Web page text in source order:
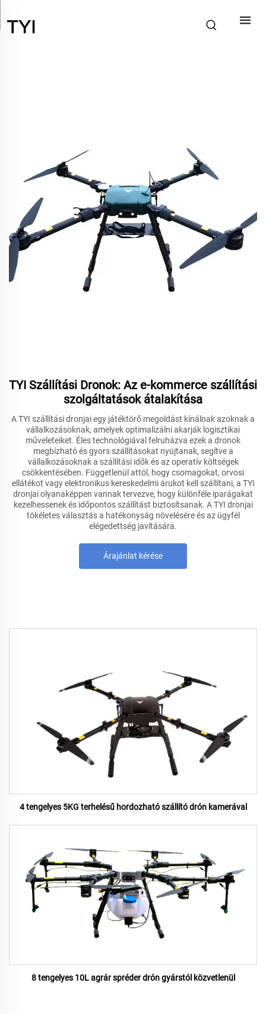
TYI Szállítási Dronok: Az e-kommerce szállítási
szolgáltatások átalakítása
A TYI szállítási dronjai egy játéktörő megoldást kínálnak azoknak a
vállalkozásoknak, amelyek optimalizálni akarják logisztikai
műveleteiket. Éles technológiával felruházva ezek a dronok
megbízható és gyors szállításokat nyújtanak, segítve a
vállalkozásoknak a szállítási idők és az operatív költségek
csökkentésében. Függetlenül attól, hogy csomagokat, orvosi
ellátékot vagy elektronikus kereskedelmi árukot kell szállítani, a TYI
dronjai olyanaképpen vannak tervezve, hogy különféle iparágakat
kezelhessenek és időpontos szállítást biztosítsanak. A TYI dronjai
tökéletes választás a hatékonyság növelésére és az ügyfél
elégedettség javítására.
Árajánlat kérése
4 tengelyes 5KG terhelésű hordozható szállító drón kamerával
8 tengelyes 10L agrár spréder drón gyárstól közvetlenül